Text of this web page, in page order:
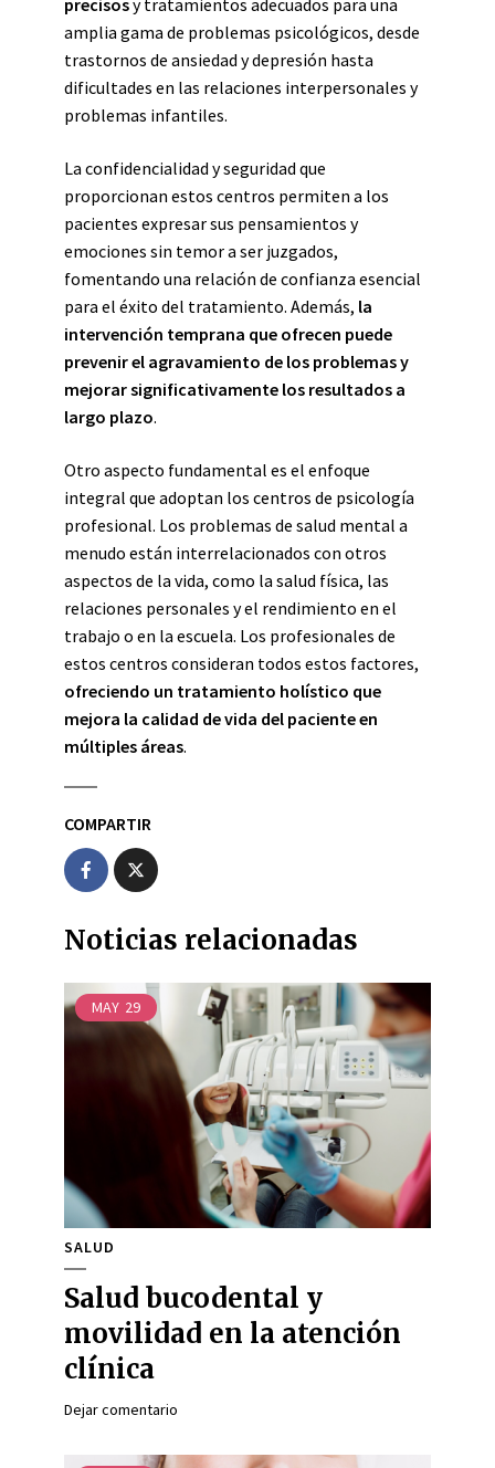
precisosy tratamientos adecuados para una
amplia gama de problemas psicológicos, desde
trastornos de ansiedad y depresión hasta
dificultades en las relaciones interpersonales y
problemas infantiles.
La confidencialidad y seguridad que
proporcionan estos centros permiten a los
pacientes expresar sus pensamientos y
emociones sin temor a ser juzgados,
fomentando una relación de confianza esencial
para el éxito del tratamiento. Además, la
intervención temprana que ofrecen puede
prevenir el agravamiento de los problemas y
mejorar significativamente los resultados a
largo plazo.
Otro aspecto fundamental es el enfoque
integral que adoptan los centros de psicología
profesional. Los problemas de salud mental a
menudo están interrelacionados con otros
aspectos de la vida, como la salud física, las
relaciones personales y el rendimiento en el
trabajo o en la escuela. Los profesionales de
estos centros consideran todos estos factores,
ofreciendo un tratamiento holístico que
mejora la calidad de vida del paciente en
múltiples áreas.
COMPARTIR
Noticias relacionadas
MAY 29
SALUD
Salud bucodental y
movilidad en la atención
clínica
Dejar comentario